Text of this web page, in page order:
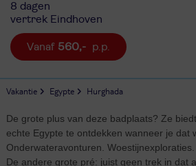
8 dagen
vertrek Eindhoven
560,-
Vakantie Egypte Hurghada
De grote plus van deze badplaats? Ze
echte Egypte te ontdekken wanneer je dat
Onderwateravonturen.
De andere grote pré: juist geen trek in dat